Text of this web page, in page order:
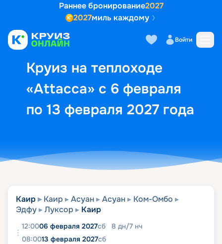
Раннее бронирование2027
2027миль каждому
Войти
Круиз на теплоходе
«Attacca» с 6 февраля
по 13 февраля 2027 года
Выбор кают Маршрут и
Каир Каир Асуан Асуан
Ком-Омбо
Эдфу
Луксор Каир
12:0006 февраля 2027сб 8 дн/7 нч
08:0013 февраля 2027сб